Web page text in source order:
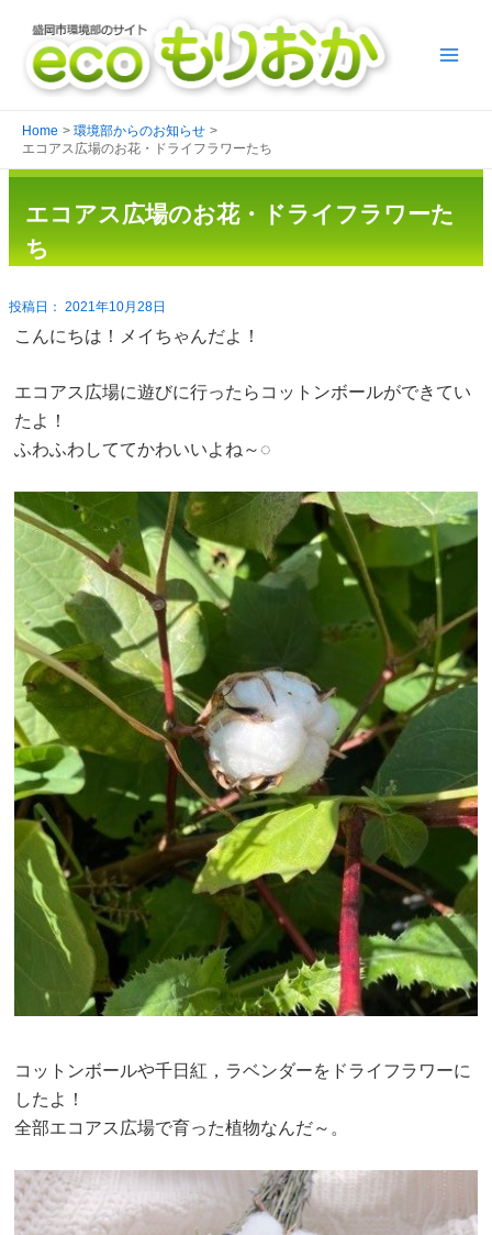
Home
環境部からのお知らせ
エコアス広場のお花・ドライフラワーたち
エコアス広場のお花・ドライフラワーた
ち
2021年10月28日
こんにちは！メイちゃんだよ！
エコアス広場に遊びに行ったらコットンボールができてい
たよ！
ふわふわしててかわいいよね～◌
コットンボールや千日紅，ラベンダーをドライフラワーに
したよ！
全部エコアス広場で育った植物なんだ～。